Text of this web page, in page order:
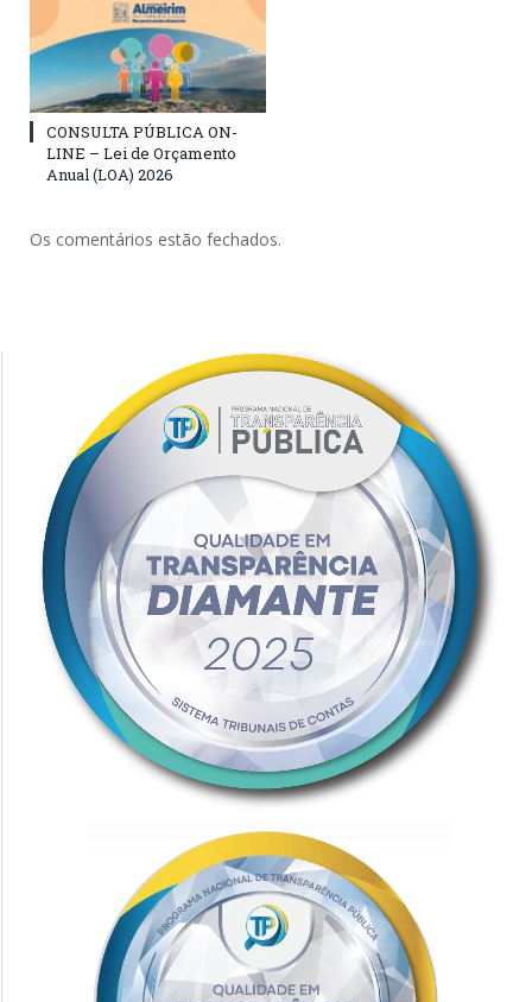
CONSULTA PÚBLICA ON-
LINE – Lei de Orçamento
Anual (LOA) 2026
Os comentários estão fechados.